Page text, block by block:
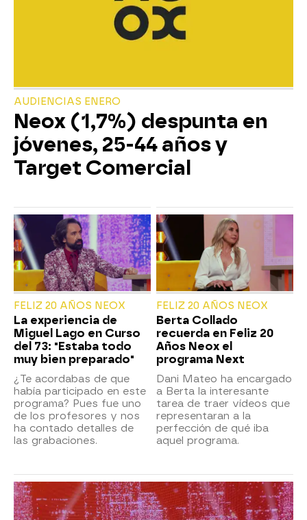
AUDIENCIAS ENERO
Neox (1,7%) despunta en
jóvenes, 25-44 años y
Target Comercial
FELIZ 20 AÑOS NEOX
La experiencia de
Miguel Lago en Curso
del 73: "Estaba todo
muy bien preparado"
¿Te acordabas de que
había participado en este
programa? Pues fue uno
de los profesores y nos
ha contado detalles de
las grabaciones.
FELIZ 20 AÑOS NEOX
Berta Collado
recuerda en Feliz 20
Años Neox el
programa Next
Dani Mateo ha encargado
a Berta la interesante
tarea de traer vídeos que
representaran a la
perfección de qué iba
aquel programa.